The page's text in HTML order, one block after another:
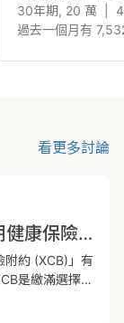
30年期, 20 萬
過去一個月有
看更多討論
全球人壽卡有心85特定疾病定期健康保險附約 (XCB)
附約 (XCB)」有
是繳滿選擇的
!